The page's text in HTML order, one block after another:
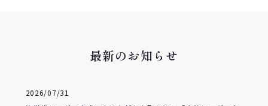
最新のお知らせ
2026/07/31